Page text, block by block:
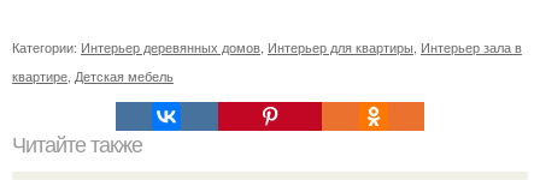
Категории: Интерьер деревянных домов Интерьер для квартиры Интерьер зала в
квартире Детская мебель
Читайте также